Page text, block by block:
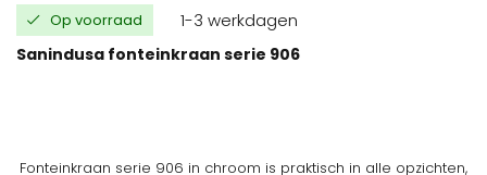
Op voorraad 1-3 werkdagen
Sanindusa fonteinkraan serie 906
Fonteinkraan serie 906 in chroom is praktisch in alle opzichten,